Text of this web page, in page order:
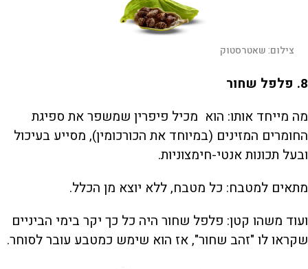
צילום:שאטרסטוק
8. פלפל שחור
מה מייחד אותו: הוא מכיל פיפרין שמשפר את ספיגת
החומרים המזינים (במיוחד את הכורכומין), מסייע בעיכול
ובעל תכונות אנטי-חימצוניות.
מתאים למטבח: כל מטבח, ללא יוצא מן הכלל.
ועוד משהו קטן: פלפל שחור היה כל כך יקר בימי הביניים
שקראו לו "זהב שחור", אז הוא שימש כמטבע עובר לסוחר.